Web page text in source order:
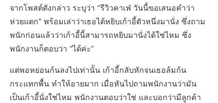
จากโพสต์ดังกล่าว ระบุว่า “รีวิวคาเฟ่ วันนี้ขอเสนอคำว่า
ห่วยแตก” พร้อมเล่าว่าเธอได้หยิบเก้าอี้ตัวหนึ่งมานั่ง ซึ่งถาม
พนักก่อนแล้วว่าเก้าอี้นี้สามารถหยิบมานั่งได้ใช่ไหม ซึ่ง
พนักงานก็ตอบว่า “ได้ค่ะ”
แต่พอหย่อนก้นลงไปเท่านั้น เก้าอี้กลับหักจนเธอล้มก้น
กระแทกพื้น ทำให้อายมาก เมื่อหันไปถามพนักงานว่ามัน
เป็นเก้าอี้นั่งใช่ไหม พนักงานตอบว่าใช่ และบอกว่ามีลูกค้า